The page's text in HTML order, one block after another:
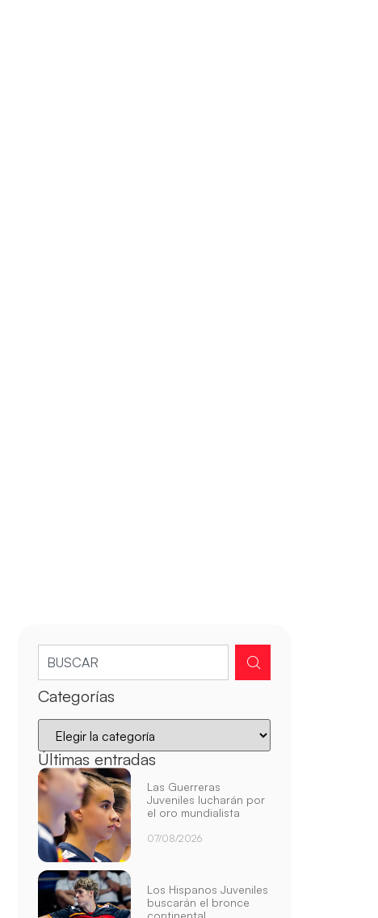
Categorías
Últimas entradas
Las Guerreras
Juveniles lucharán por
el oro mundialista
07/08/2026
Los Hispanos Juveniles
buscarán el bronce
continental